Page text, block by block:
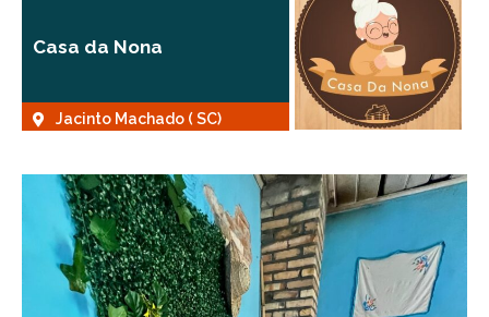
Casa da Nona
Jacinto Machado ( SC)